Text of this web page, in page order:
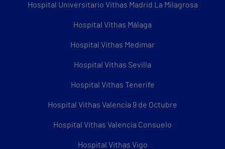
Hospital Universitario Vithas Madrid La Milagrosa
Hospital Vithas Málaga
Hospital Vithas Medimar
Hospital Vithas Sevilla
Hospital Vithas Tenerife
Hospital Vithas Valencia 9 de Octubre
Hospital Vithas Valencia Consuelo
Hospital Vithas Vigo